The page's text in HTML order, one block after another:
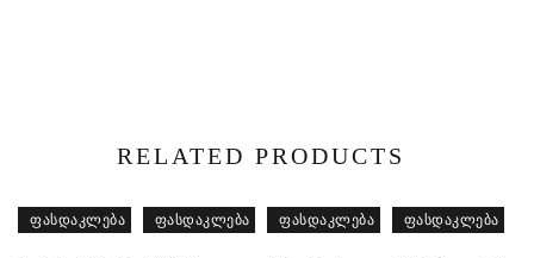
RELATED PRODUCTS
ᲤᲐᲡᲓᲐᲙᲚᲔᲑᲐ ᲤᲐᲡᲓᲐᲙᲚᲔᲑᲐ ᲤᲐᲡᲓᲐᲙᲚᲔᲑᲐ ᲤᲐᲡᲓᲐᲙᲚᲔᲑᲐ